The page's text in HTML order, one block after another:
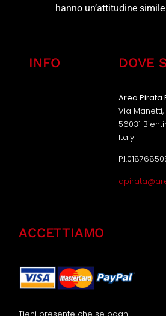
hanno un’attitudine
INFO DOVE
Area Pirata
Via Manetti,
56031
Italy
ACCETTIAMO